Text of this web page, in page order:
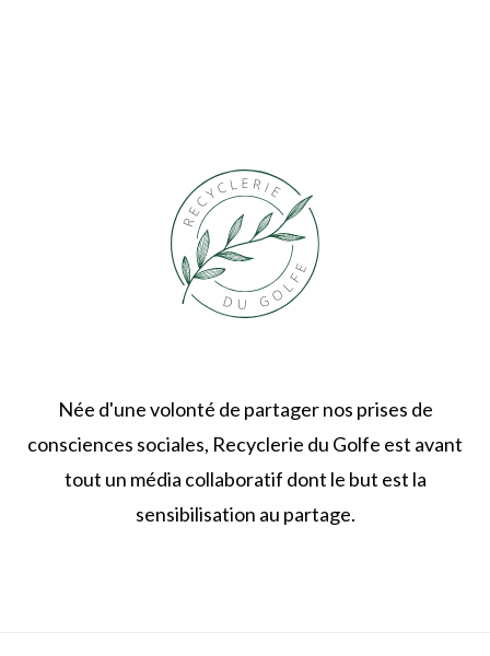
Née d'une volonté de partager nos prises de
consciences sociales, Recyclerie du Golfe est avant
tout un média collaboratif dont le but est la
sensibilisation au partage.